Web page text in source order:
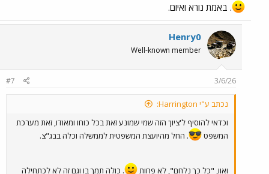
. באמת נורא ואיום.
Henry0
Well-known member
3/6/26
#7
נכתב ע"י Harrington:
וכדאי להוסיף ל'ציון' הזה שמי שמונע זאת בכל כוחו ומאודו, זאת מערכת
המשפט
. החל מהיועצת המשפטית לממשלה וכלה בבג"צ.
ואוו, "כל כך נלחם", לא פחות
. כולה תמך בו וגם זה לא לכתחילה